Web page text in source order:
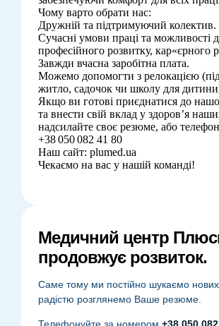
Чому варто обрати нас:
Дружній та підтримуючий колектив.
Сучасні умови праці та можливості
професійного розвитку, кар«єрного
Завжди вчасна заробітна плата.
Можемо допомогти з релокацією
житло, садочок чи школу для
Якщо ви готові приєднатися до
та внести свій вклад у здоров’я
надсилайте своє резюме, або
+38 050 082 41 80
Наш сайт: plumed.ua
Чекаємо на вас у нашій команді!
Медичний центр
продовжує розвиток.
Саме тому ми постійно шукаємо нових
радістю розглянемо Ваше резюме.